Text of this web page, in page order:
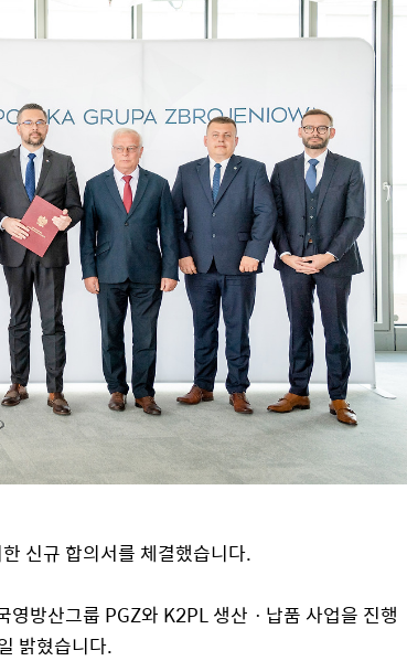
신규 합의서를 체결했습니다.
영방산그룹 PGZ와 K2PL생산 ㆍ 납품 사업을 진행
밝혔습니다.